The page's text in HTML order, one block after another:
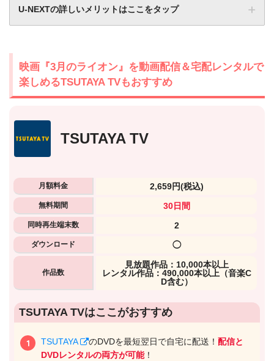
U-NEXTの詳しいメリットはここをタップ
U-NEXTヘルプセンター
映画『3月のライオン』を動画配信＆宅配レンタルで
楽しめるTSUTAYA TVもおすすめ
TSUTAYA TV
月額料金 2,659円(税込)
無料期間 30日間
同時再生端末数 2
ダウンロード ◯
作品数
⾒放題作品：10,000本以上
レンタル作品：490,000本以上（音楽C
D含む）
TSUTAYA TVはここがおすすめ
TSUTAYA のDVDを最短翌日で自宅に配送！配信と
DVDレンタルの両方が可能！